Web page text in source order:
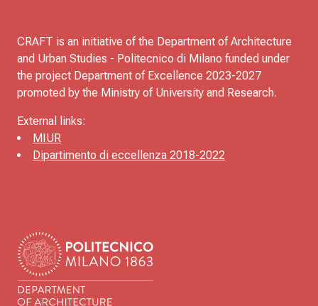
CRAFT is an initiative of the Department of Architecture
and Urban Studies - Politecnico di Milano funded under
the project Department of Excellence 2023-2027
promoted by the Ministry of University and Research.
External links:
MIUR
Dipartimento di eccellenza 2018-2022